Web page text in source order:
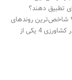
تطبیق دهند؟
شاخص‌ترین روندهای
دیجیتال در بخش کشاورزی کدامند؟ تحول دیجیتال در کشاورزی 4 یکی از